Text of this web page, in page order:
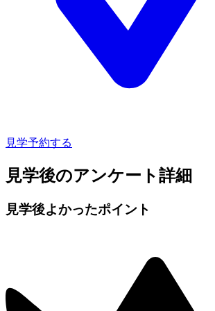
見学予約する
見学後のアンケート詳細
見学後よかったポイント